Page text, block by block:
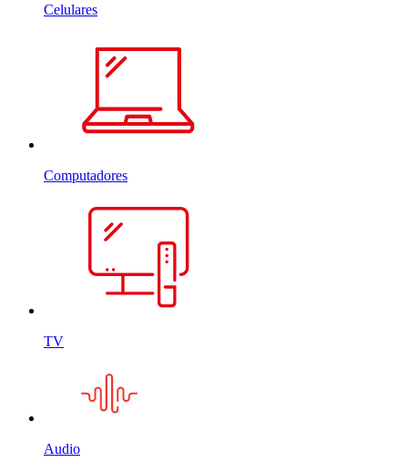
Celulares
Computadores
TV
Audio